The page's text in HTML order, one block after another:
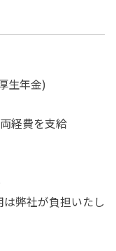
生年金)
経費を支給
弊社が負担いたし